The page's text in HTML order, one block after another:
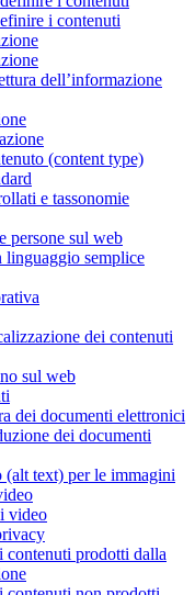
i contenuti
dell’informazione
(content type)
e tassonomie
persone sul web
linguaggio semplice
dei contenuti
sul web
dei documenti elettronici
dei documenti
(alt text) per le immagini
video
contenuti prodotti dalla